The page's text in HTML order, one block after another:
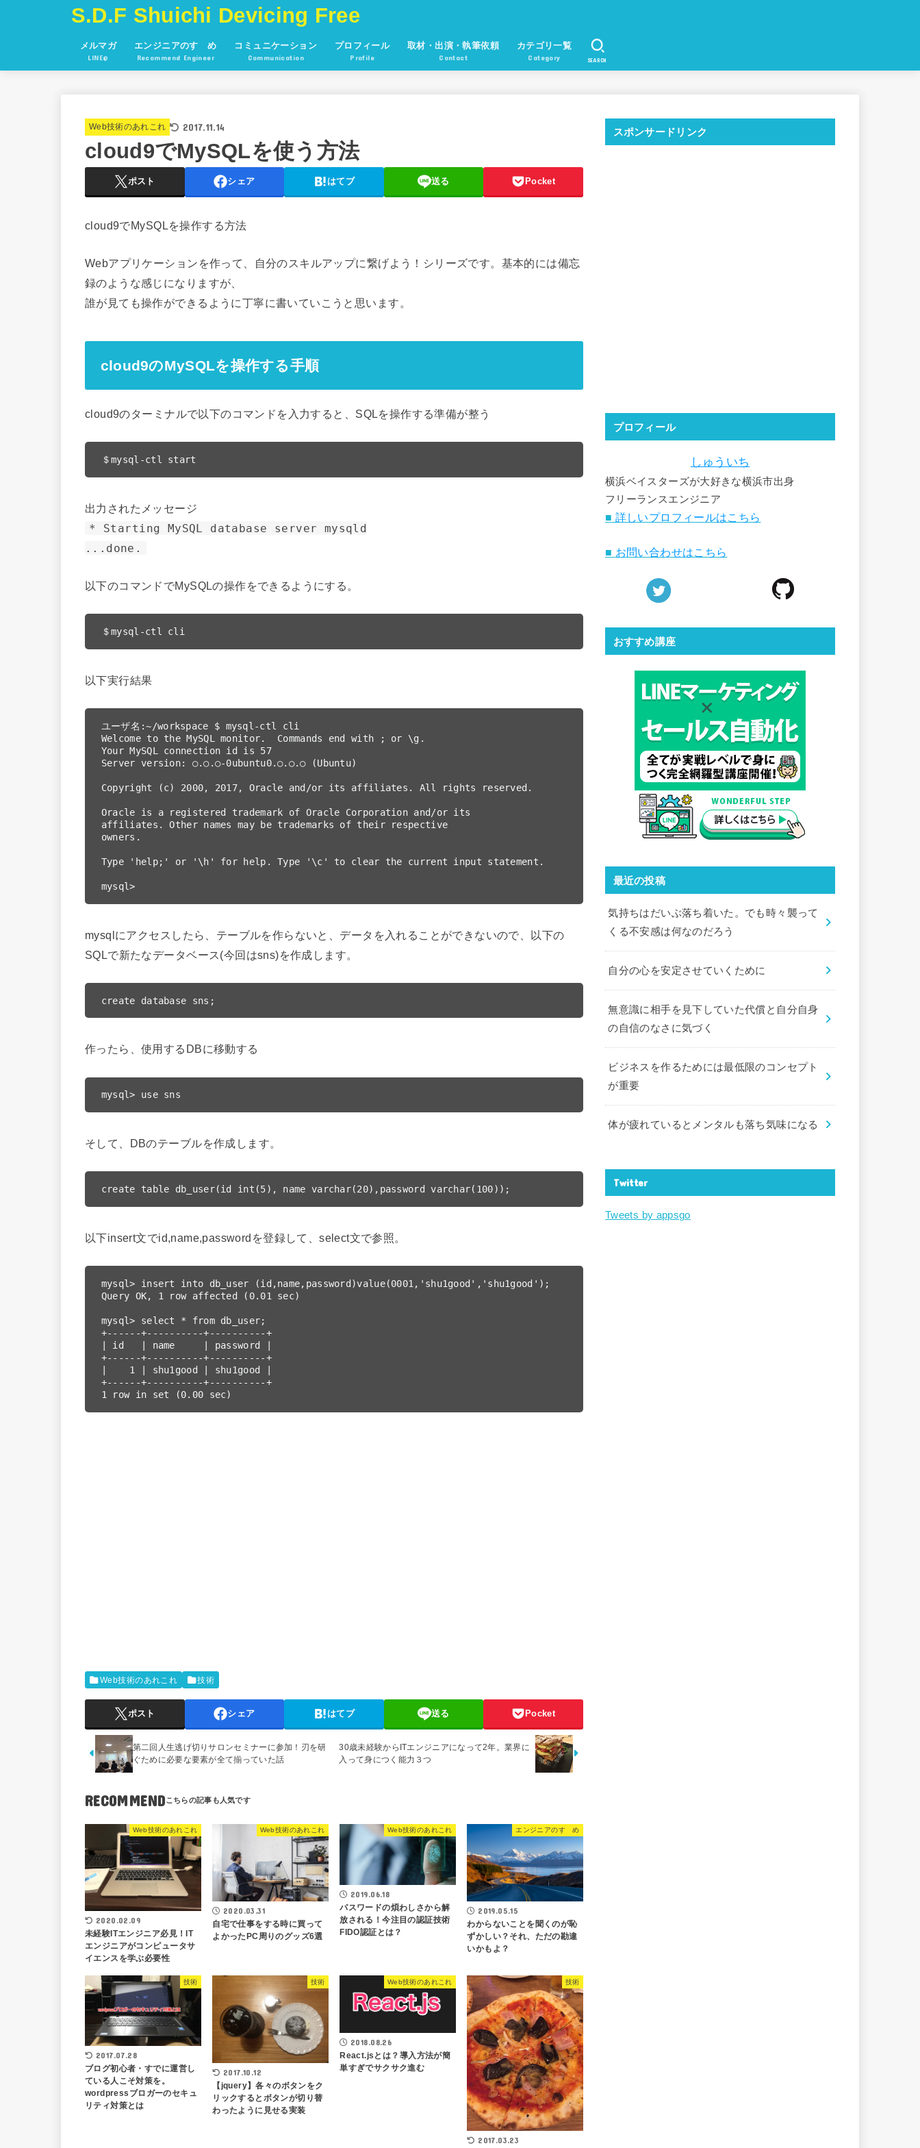
S.D.F Shuichi Devicing Free
メルマガ
LINE@
エンジニアのすゝめ
Recommend Engineer
コミュニケーション
Communication
プロフィール
Profile
取材・出演・執筆依頼
Contact
カテゴリ一覧
Category SEARCH
Web技術のあれこれ 2017.11.14
cloud9でMySQLを使う方法
ポスト シェア はてブ 送る Pocket
cloud9でMySQLを操作する方法
Webアプリケーションを作って、自分のスキルアップに繋げよう！シリーズです。基本的には備忘
録のような感じになりますが、
誰が見ても操作ができるように丁寧に書いていこうと思います。
cloud9のMySQLを操作する手順
cloud9のターミナルで以下のコマンドを入力すると、SQLを操作する準備が整う
＄mysql-ctl start
出力されたメッセージ
* Starting MySQL database server mysqld
...done.
以下のコマンドでMySQLの操作をできるようにする。
＄mysql-ctl cli
以下実行結果
ユーザ名:~/workspace $ mysql-ctl cli
Welcome to the MySQL monitor.  Commands end with ; or \g.
Your MySQL connection id is 57
Server version: ○.○.○-0ubuntu0.○.○.○ (Ubuntu)
Copyright (c) 2000, 2017, Oracle and/or its affiliates. All rights reserved.
Oracle is a registered trademark of Oracle Corporation and/or its
affiliates. Other names may be trademarks of their respective
owners.
Type 'help;' or '\h' for help. Type '\c' to clear the current input statement.
mysqlにアクセスしたら、テーブルを作らないと、データを入れることができないので、以下の
SQLで新たなデータベース(今回はsns)を作成します。
create database sns;
作ったら、使用するDBに移動する
mysql> use sns
そして、DBのテーブルを作成します。
create table db_user(id int(5), name varchar(20),password varchar(100));
以下insert文でid,name,passwordを登録して、select文で参照。
mysql> insert into db_user (id,name,password)value(0001,'shu1good','shu1good');
Query OK, 1 row affected (0.01 sec)
mysql> select * from db_user;
+------+----------+----------+
| id   | name     | password |
+------+----------+----------+
|    1 | shu1good | shu1good |
+------+----------+----------+
Web技術のあれこれ 技術
ポスト シェア はてブ 送る Pocket
第二回人生逃げ切りサロンセミナーに参加！刃を研
ぐために必要な要素が全て揃っていた話
30歳未経験からITエンジニアになって2年。業界に
入って身につく能力３つ
RECOMMEND
Web技術のあれこれ
2020.02.09
未経験ITエンジニア必見！IT
エンジニアがコンピュータサ
イエンスを学ぶ必要性
Web技術のあれこれ
2020.03.31
自宅で仕事をする時に買って
よかったPC周りのグッズ6選
Web技術のあれこれ
2019.06.18
パスワードの煩わしさから解
放される！今注目の認証技術
FIDO認証とは？
エンジニアのすゝめ
2019.05.15
わからないことを聞くのが恥
ずかしい？それ、ただの勘違
いかもよ？
技術
2017.07.28
ブログ初心者・すでに運営し
ている人こそ対策を。
wordpressブロガーのセキュ
リティ対策とは
技術
2017.10.12
【jquery】各々のボタンをク
リックするとボタンが切り替
わったように見せる実装
Web技術のあれこれ
2018.08.26
React.jsとは？導入方法が簡
単すぎでサクサク進む
技術
2017.03.23
スポンサードリンク
プロフィール
しゅういち
横浜ベイスターズが大好きな横浜市出身
フリーランスエンジニア
■ 詳しいプロフィールはこちら
■ お問い合わせはこちら
おすすめ講座
最近の投稿
気持ちはだいぶ落ち着いた。でも時々襲って
くる不安感は何なのだろう
自分の心を安定させていくために
無意識に相手を見下していた代償と自分自身
の自信のなさに気づく
ビジネスを作るためには最低限のコンセプト
が重要
体が疲れているとメンタルも落ち気味になる
Twitter
Tweets by appsgo